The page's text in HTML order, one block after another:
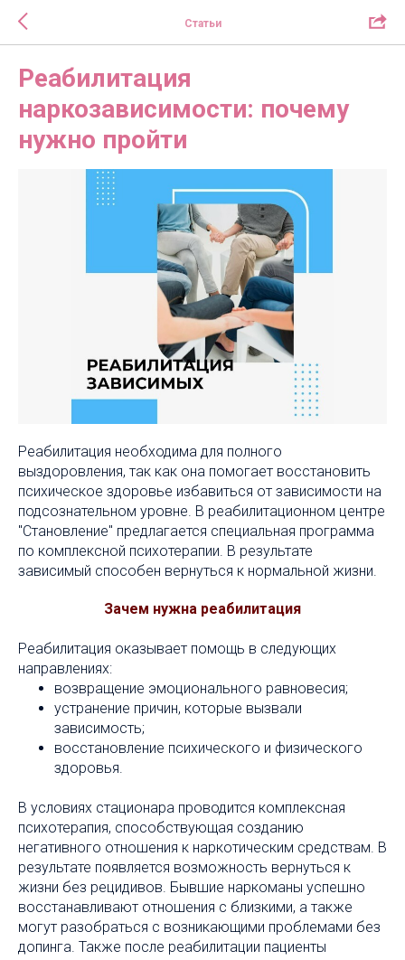
Статьи
Реабилитация
наркозависимости: почему
нужно пройти
Реабилитация необходима для полного
выздоровления, так как она помогает восстановить
психическое здоровье избавиться от зависимости на
подсознательном уровне. В реабилитационном центре
"Становление" предлагается специальная программа
по комплексной психотерапии. В результате
зависимый способен вернуться к нормальной жизни.
Зачем нужна реабилитация
Реабилитация оказывает помощь в следующих
направлениях:
возвращение эмоционального равновесия;
устранение причин, которые вызвали
зависимость;
восстановление психического и физического
здоровья.
В условиях стационара проводится комплексная
психотерапия, способствующая созданию
негативного отношения к наркотическим средствам. В
результате появляется возможность вернуться к
жизни без рецидивов. Бывшие наркоманы успешно
восстанавливают отношения с близкими, а также
могут разобраться с возникающими проблемами без
допинга. Также после реабилитации пациенты